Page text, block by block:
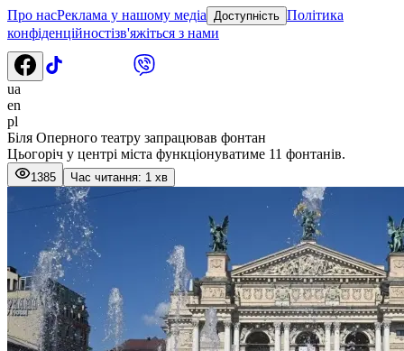
Про насРеклама у нашому медіа Доступність Політика
конфіденційностізв'яжіться з нами
ua
en
pl
Біля Оперного театру запрацював фонтан
Цьогоріч у центрі міста функціонуватиме 11 фонтанів.
1385 Час читання: 1 хв